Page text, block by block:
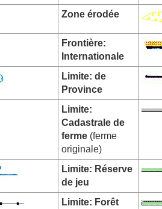
Zone érodée
Frontière:
Internationale
Limite: de
Province
Limite:
Cadastrale de
ferme (ferme
originale)
Limite: Réserve
de jeu
Limite: Forêt